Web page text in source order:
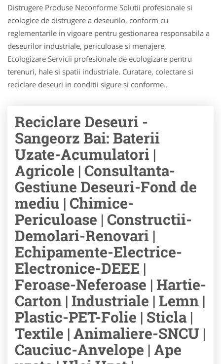
Distrugere Produse Neconforme Solutii profesionale si
ecologice de distrugere a deseurilo, conform cu
reglementarile in vigoare pentru gestionarea responsabila a
deseurilor industriale, periculoase si menajere,
Ecologizare Servicii profesionale de ecologizare pentru
terenuri, hale si spatii industriale. Curatare, colectare si
reciclare deseuri in conditii sigure si conforme..
Reciclare Deseuri -
Sangeorz Bai: Baterii
Uzate-Acumulatori |
Agricole | Consultanta-
Gestiune Deseuri-Fond de
mediu | Chimice-
Periculoase | Constructii-
Demolari-Renovari |
Echipamente-Electrice-
Electronice-DEEE |
Feroase-Neferoase | Hartie-
Carton | Industriale | Lemn |
Plastic-PET-Folie | Sticla |
Textile | Animaliere-SNCU |
Cauciuc-Anvelope | Ape